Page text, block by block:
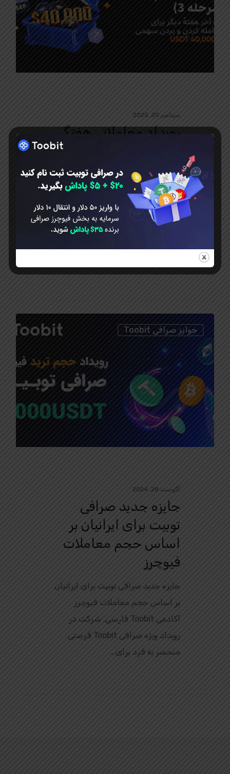
سپتامبر 20, 2025
رویداد معاملاتی هفتگی
سپتامبر با 40 هزار دلار
جایزه
رویداد معاملاتی هفتگی سپتامبر با 40
هزار دلار جایزه آکادمی توبیت ایران.
زمان برگزاری رویداد: شروع: 19
جوایز صرافی Toobit
آگوست 28, 2024
جایزه جدید صرافی
توبیت برای ایرانیان بر
اساس حجم معاملات
فیوچرز
جایزه جدید صرافی توبیت برای ایرانیان
بر اساس حجم معاملات فیوچرز
آکادمی Toobit فارسی. شرکت در
رویداد ویژه صرافی Toobit فرصتی
منحصر به فرد برای…
0